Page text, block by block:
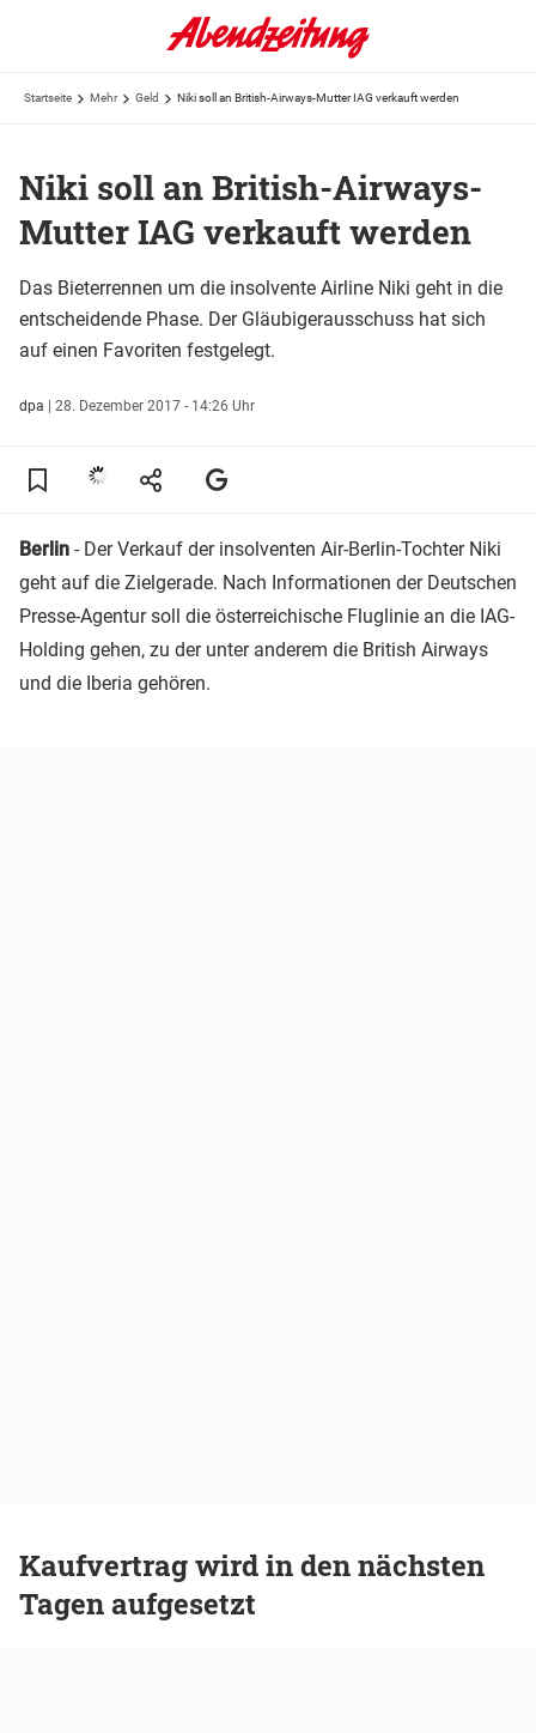
Startseite Mehr Geld Niki soll an British-Airways-Mutter IAG verkauft werden
Niki soll an British-Airways-
Mutter IAG verkauft werden
Das Bieterrennen um die insolvente Airline Niki geht in die
entscheidende Phase. Der Gläubigerausschuss hat sich
auf einen Favoriten festgelegt.
dpa | 28. Dezember 2017 - 14:26 Uhr
Berlin - Der Verkauf der insolventen Air-Berlin-Tochter Niki
geht auf die Zielgerade. Nach Informationen der Deutschen
Presse-Agentur soll die österreichische Fluglinie an die IAG-
Holding gehen, zu der unter anderem die British Airways
und die Iberia gehören.
Kaufvertrag wird in den nächsten
Tagen aufgesetzt